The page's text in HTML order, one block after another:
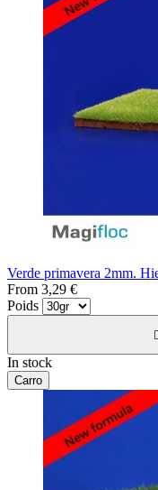
Verde primavera 2mm.
From 3,29 €
Poids

In stock
Carro